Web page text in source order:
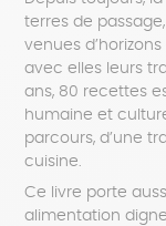
terres de
venues
avec elles leurs
ans, 80 recettes
humaine et
parcours, d’une
cuisine.
Ce livre porte
alimentation